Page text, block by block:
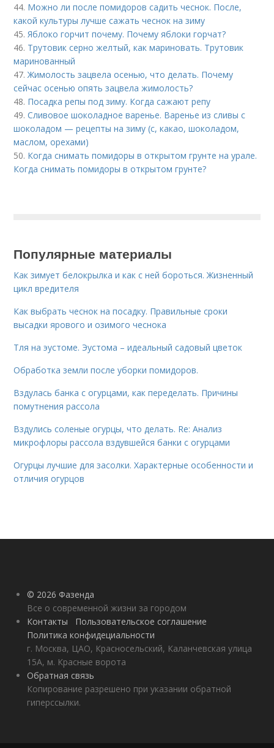
44. Можно ли после помидоров садить чеснок. После,
какой культуры лучше сажать чеснок на зиму
45.Яблоко горчит почему. Почему яблоки горчат?
46. Трутовик серно желтый, как мариновать. Трутовик
маринованный
47.Жимолость зацвела осенью, что делать. Почему
сейчас осенью опять зацвела жимолость?
48. Посадка репы под зиму. Когда сажают репу
49.Сливовое шоколадное варенье. Варенье из сливы с
шоколадом — рецепты на зиму (с, какао, шоколадом,
маслом, орехами)
50. Когда снимать помидоры в открытом грунте на урале.
Когда снимать помидоры в открытом грунте?
Популярные материалы
Как зимует белокрылка и как с ней бороться. Жизненный
цикл вредителя
Как выбрать чеснок на посадку. Правильные сроки
высадки ярового и озимого чеснока
Тля на эустоме. Эустома – идеальный садовый цветок
Обработка земли после уборки помидоров.
Вздулась банка с огурцами, как переделать. Причины
помутнения рассола
Вздулись соленые огурцы, что делать. Re: Анализ
микрофлоры рассола вздувшейся банки с огурцами
Огурцы лучшие для засолки. Характерные особенности и
отличия огурцов
© 2026 Фазенда
Все о современной жизни за городом
Контакты
Пользовательское соглашение
Политика конфидециальности
г. Москва, ЦАО, Красносельский, Каланчевская улица
15А, м. Красные ворота
Обратная связь
Копирование разрешено при указании обратной
гиперссылки.